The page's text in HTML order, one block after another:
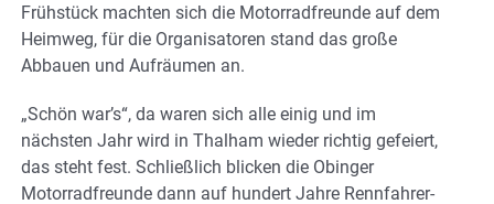
Frühstück machten sich die Motorradfreunde auf dem
Heimweg, für die Organisatoren stand das große
Abbauen und Aufräumen an.
„Schön war’s“, da waren sich alle einig und im
nächsten Jahr wird in Thalham wieder richtig gefeiert,
das steht fest. Schließlich blicken die Obinger
Motorradfreunde dann auf hundert Jahre Rennfahrer-